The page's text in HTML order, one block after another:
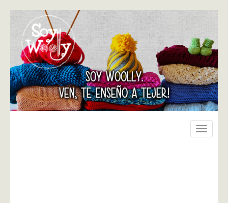
SOY WOOLLY.
VEN, TE ENSEÑO A TEJER!
Toggle